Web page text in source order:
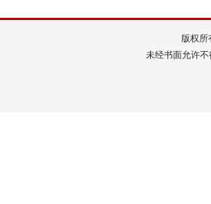
版权
未经书面允许